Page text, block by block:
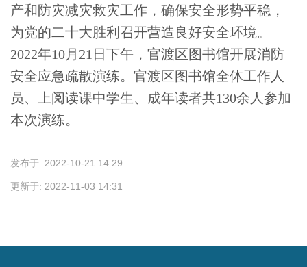
产和防灾减灾救灾工作，确保安全形势平稳，
为党的二十大胜利召开营造良好安全环境。
2022年10月21日下午，官渡区图书馆开展消防
安全应急疏散演练。官渡区图书馆全体工作人
员、上阅读课中学生、成年读者共130余人参加
本次演练。
发布于: 2022-10-21 14:29
更新于: 2022-11-03 14:31